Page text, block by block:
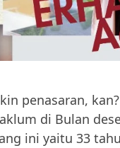
penasaran,
di Bulan
ini yaitu 33